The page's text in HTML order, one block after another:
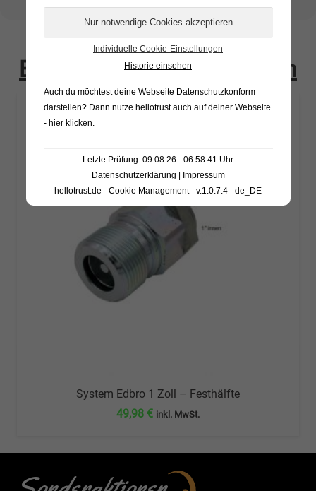
für
Hydraulikkupplung
53mm
Menge
Bestellung vervollständigen
System Edbro 1 Zoll – Festhälfte
49,98 € inkl. MwSt.
Individuelle Cookie-Einstellungen
Historie einsehen
Auch du möchtest deine Webseite Datenschutzkonform
darstellen? Dann nutze hellotrust auch auf deiner Webseite
- hier klicken.
Letzte Prüfung: 09.08.26 - 06:58:41 Uhr
Datenschutzerklärung
Impressum
hellotrust.de - Cookie Management - v.1.0.7.4 - de_DE